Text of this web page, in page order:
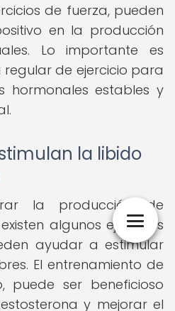
de fuerza, pueden
en la producción
Lo importante es
de ejercicio para
hormonales estables y
la libido
la producción de
algunos ejercicios
ayudar a estimular
El entrenamiento de
puede ser beneficioso
y mejorar el